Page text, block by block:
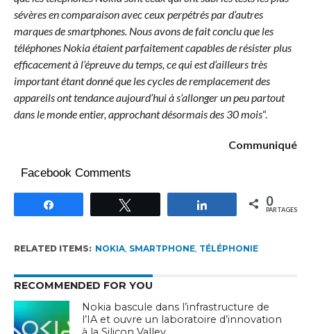
sévères en comparaison avec ceux perpétrés par d’autres
marques de smartphones. Nous avons de fait conclu que les
téléphones Nokia étaient parfaitement capables de résister plus
efficacement à l’épreuve du temps, ce qui est d’ailleurs très
important étant donné que les cycles de remplacement des
appareils ont tendance aujourd’hui à s’allonger un peu partout
dans le monde entier, approchant désormais des 30 mois“.
Communiqué
Facebook Comments
Partagez 0
PARTAGES
RELATED ITEMS: NOKIA, SMARTPHONE, TÉLÉPHONIE
RECOMMENDED FOR YOU
Nokia bascule dans l’infrastructure de
l’IA et ouvre un laboratoire d’innovation